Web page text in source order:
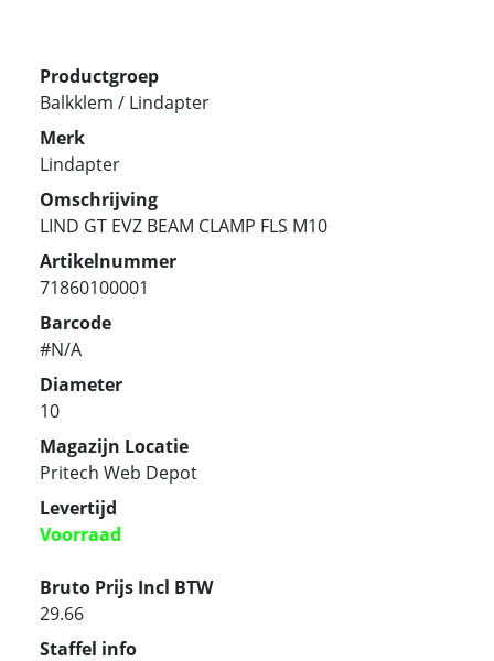
Productgroep
Balkklem / Lindapter
Merk
Lindapter
Omschrijving
LIND GT EVZ BEAM CLAMP FLS M10
Artikelnummer
71860100001
Barcode
#N/A
Diameter
10
Magazijn Locatie
Pritech Web Depot
Levertijd
Voorraad
Bruto Prijs Incl BTW
29.66
Staffel info